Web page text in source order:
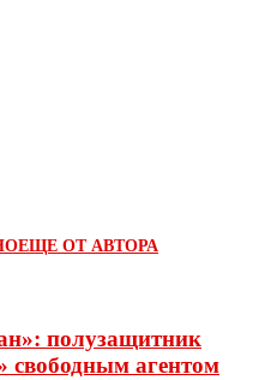
ЕЩЕ ОТ АВТОРА
полузащитник
свободным агентом